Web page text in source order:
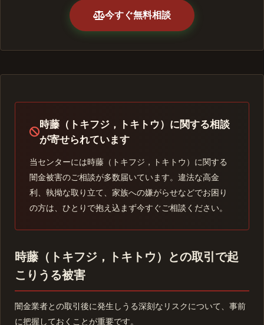
今すぐ無料相談
時藤（トキフジ，トキトウ）に関する相談
が寄せられています
当センターには時藤（トキフジ，トキトウ）に関する
闇金被害のご相談が多数届いています。違法な高金
利、執拗な取り立て、家族への嫌がらせなどでお困り
の方は、ひとりで抱え込まず今すぐご相談ください。
時藤（トキフジ，トキトウ）との取引で起
こりうる被害
闇金業者との取引後に発生しうる深刻なリスクについて、事前
に把握しておくことが重要です。